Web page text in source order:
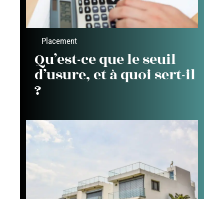
Placement
Qu’est-ce que le seuil
d’usure, et à quoi sert-il
?